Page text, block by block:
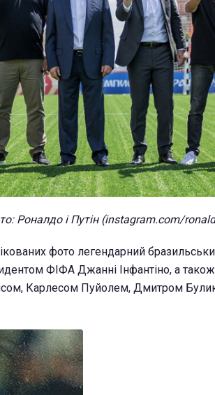
Роналдо і Путін (instagram.com/
фото легендарний
ФІФА Джанні Інфантіно, а
Карлесом Пуйолем, Дмитром